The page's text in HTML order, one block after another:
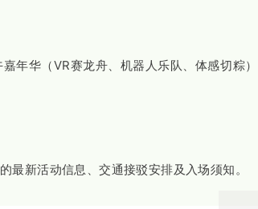
年华（VR赛龙舟、机器人乐队、体感切粽
新活动信息、交通接驳安排及入场须知。